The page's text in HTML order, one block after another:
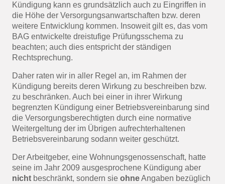
Kündigung kann es grundsätzlich auch zu Eingriffen in
die Höhe der Versorgungsanwartschaften bzw. deren
weitere Entwicklung kommen. Insoweit gilt es, das vom
BAG entwickelte dreistufige Prüfungsschema zu
beachten; auch dies entspricht der ständigen
Rechtsprechung.
Daher raten wir in aller Regel an, im Rahmen der
Kündigung bereits deren Wirkung zu beschreiben bzw.
zu beschränken. Auch bei einer in ihrer Wirkung
begrenzten Kündigung einer Betriebsvereinbarung sind
die Versorgungsberechtigten durch eine normative
Weitergeltung der im Übrigen aufrechterhaltenen
Betriebsvereinbarung sodann weiter geschützt.
Der Arbeitgeber, eine Wohnungsgenossenschaft, hatte
seine im Jahr 2009 ausgesprochene Kündigung aber
nicht beschränkt, sondern sieohneAngaben bezüglich